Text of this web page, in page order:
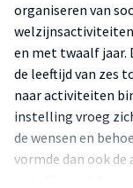
organiseren van
en met twaalf jaar.
de leeftijd van zes
naar activiteiten
instelling vroeg
de wensen en
vormde dan ook de